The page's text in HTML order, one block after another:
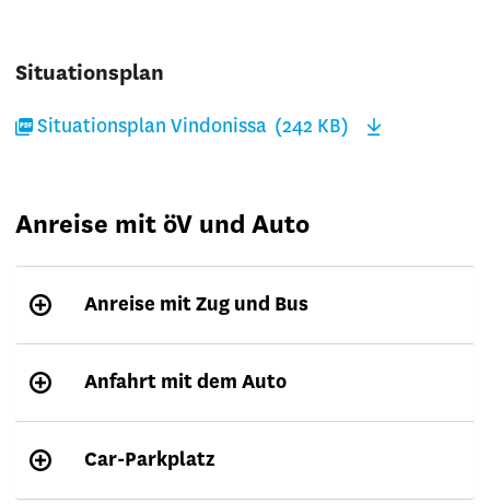
Situationsplan
Situationsplan Vindonissa (242 KB)
Anreise mit öV und Auto
Anreise mit Zug und Bus
Anfahrt mit dem Auto
Car-Parkplatz